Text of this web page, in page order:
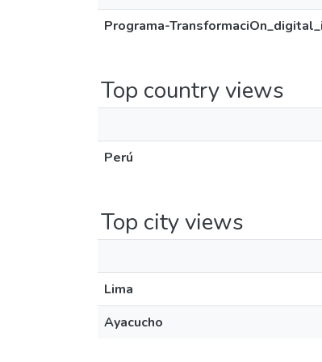
Programa-
Top country views
Perú
Top city views
Lima
Ayacucho